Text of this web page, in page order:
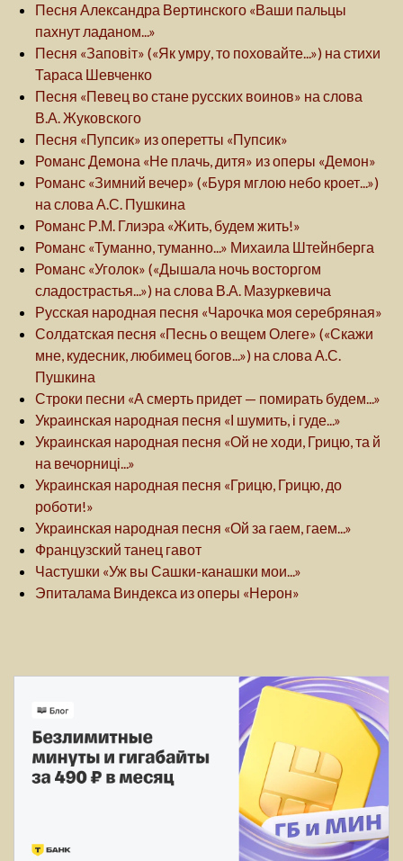
Песня Александра Вертинского «Ваши пальцы
пахнут ладаном...»
Песня «Заповіт» («Як умру, то поховайте...») на стихи
Тараса Шевченко
Песня «Певец во стане русских воинов» на слова
В.А. Жуковского
Песня «Пупсик» из оперетты «Пупсик»
Романс Демона «Не плачь, дитя» из оперы «Демон»
Романс «Зимний вечер» («Буря мглою небо кроет...»)
на слова А.С. Пушкина
Романс Р.М. Глиэра «Жить, будем жить!»
Романс «Туманно, туманно...» Михаила Штейнберга
Романс «Уголок» («Дышала ночь восторгом
сладострастья...») на слова В.А. Мазуркевича
Русская народная песня «Чарочка моя серебряная»
Солдатская песня «Песнь о вещем Олеге» («Скажи
мне, кудесник, любимец богов...») на слова А.С.
Пушкина
Строки песни «А смерть придет — помирать будем...»
Украинская народная песня «І шумить, і гуде...»
Украинская народная песня «Ой не ходи, Грицю, та й
на вечорниці...»
Украинская народная песня «Грицю, Грицю, до
роботи!»
Украинская народная песня «Ой за гаем, гаем...»
Французский танец гавот
Частушки «Уж вы Сашки-канашки мои...»
Эпиталама Виндекса из оперы «Нерон»